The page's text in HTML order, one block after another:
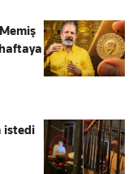
istedi